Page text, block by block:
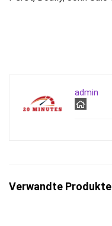
admin
Verwandte Produkte